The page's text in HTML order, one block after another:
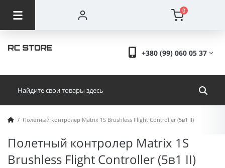
0
+380 (99) 060 05 37
Полетный контролер Matrix 1S Brushless Flight Controller (5в1 II)
Полетный контролер Matrix 1S
Brushless Flight Controller (5в1 II)